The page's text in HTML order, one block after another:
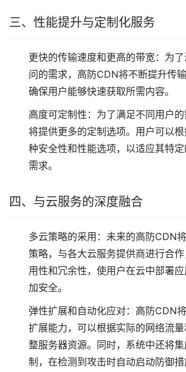
三、性能提升与定制化服务
更快的传输速度和更高的带宽：为
问的需求，高防CDN将不断提升传
确保用户能够快速获取所需内容。
高度可定制性：为了满足不同用户
将提供更多的定制选项。用户可以
种安全性和性能选项，以适应其特
需求。
四、与云服务的深度融合
多云策略的采用：未来的高防CDN
策略，与各大云服务提供商进行合
用性和冗余性，使用户在云中部署
加安全。
弹性扩展和自动化应对：高防CDN
扩展能力，可以根据实际的网络流
整服务器资源。同时，系统中还将
制，在检测到攻击时自动启动防御